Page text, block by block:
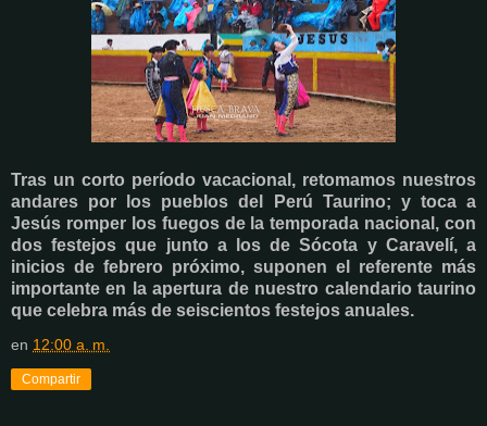
Tras un corto período vacacional, retomamos nuestros
andares por los pueblos del Perú Taurino; y toca a
Jesús romper los fuegos de la temporada nacional, con
dos festejos que junto a los de Sócota y Caravelí, a
inicios de febrero próximo, suponen el referente más
importante en la apertura de nuestro calendario taurino
que celebra más de seiscientos festejos anuales.
en 12:00 a. m.
Compartir